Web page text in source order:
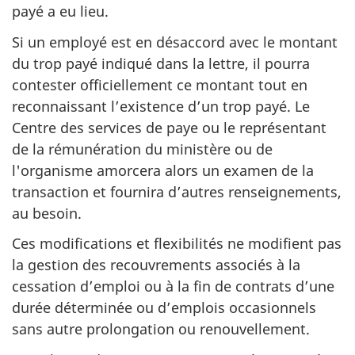
payé a eu lieu.
Si un employé est en désaccord avec le montant
du trop payé indiqué dans la lettre, il pourra
contester officiellement ce montant tout en
reconnaissant l’existence d’un trop payé. Le
Centre des services de paye ou le représentant
de la rémunération du ministère ou de
l'organisme amorcera alors un examen de la
transaction et fournira d’autres renseignements,
au besoin.
Ces modifications et flexibilités ne modifient pas
la gestion des recouvrements associés à la
cessation d’emploi ou à la fin de contrats d’une
durée déterminée ou d’emplois occasionnels
sans autre prolongation ou renouvellement.